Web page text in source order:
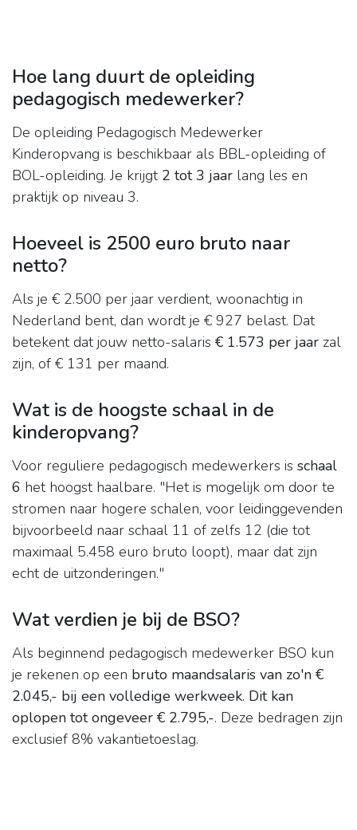
Hoe lang duurt de opleiding
pedagogisch medewerker?
De opleiding Pedagogisch Medewerker
Kinderopvang is beschikbaar als BBL-opleiding of
BOL-opleiding. Je krijgt 2 tot 3 jaar lang les en
praktijk op niveau 3.
Hoeveel is 2500 euro bruto naar
netto?
Als je € 2.500 per jaar verdient, woonachtig in
Nederland bent, dan wordt je € 927 belast. Dat
betekent dat jouw netto-salaris € 1.573 per jaar zal
zijn, of € 131 per maand.
Wat is de hoogste schaal in de
kinderopvang?
Voor reguliere pedagogisch medewerkers is schaal
6 het hoogst haalbare. "Het is mogelijk om door te
stromen naar hogere schalen, voor leidinggevenden
bijvoorbeeld naar schaal 11 of zelfs 12 (die tot
maximaal 5.458 euro bruto loopt), maar dat zijn
echt de uitzonderingen."
Wat verdien je bij de BSO?
Als beginnend pedagogisch medewerker BSO kun
je rekenen op een bruto maandsalaris van zo'n €
2.045,- bij een volledige werkweek. Dit kan
oplopen tot ongeveer € 2.795,-. Deze bedragen zijn
exclusief 8% vakantietoeslag.